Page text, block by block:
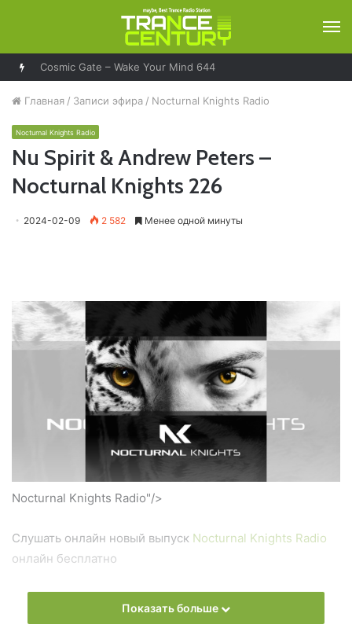
Cosmic Gate – Wake Your Mind 644
Главная / Записи эфира / Nocturnal Knights Radio
Nocturnal Knights Radio
Nu Spirit & Andrew Peters –
Nocturnal Knights 226
2024-02-09 2 582 Менее одной минуты
Nocturnal Knights Radio"/>
Слушать онлайн новый выпуск Nocturnal Knights Radio
онлайн бесплатно
На сайте
слушать онлайн песни и радиошоу
Показать больше